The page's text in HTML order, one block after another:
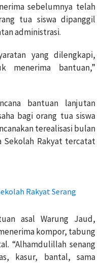
sebelumnya telah
tua siswa dipanggil
administrasi.
yang dilengkapi,
menerima bantuan,”
bantuan lanjutan
bagi orang tua siswa
terealisasi bulan
Sekolah Rakyat tercatat
Rakyat Serang
asal Warung Jaud,
kompor, tabung
“Alhamdulillah senang
kasur, bantal, sama